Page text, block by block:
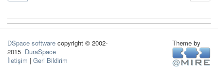
DSpace software copyright © 2002-
2015 DuraSpace
İletişim | Geri Bildirim
Theme by